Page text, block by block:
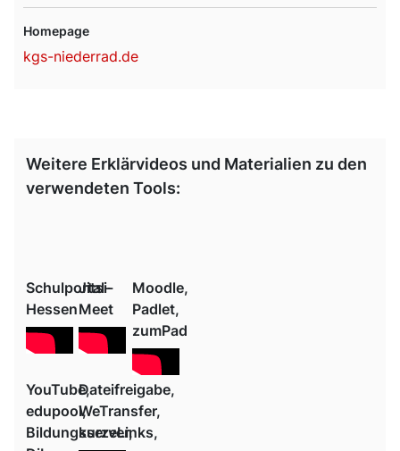
Homepage
kgs-niederrad.de
Weitere Erklärvideos und Materialien zu den
verwendeten Tools:
Schulportal-
Hessen
YouTube,
edupool,
Bildungsserver,
Jitsi-
Meet
Dateifreigabe,
WeTransfer,
kurzeLinks,
Moodle,
Padlet,
zumPad